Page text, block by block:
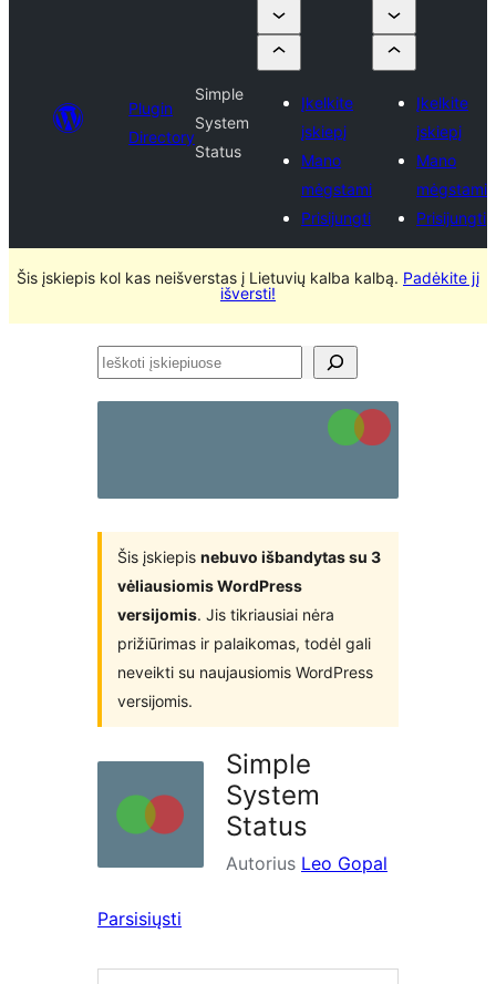
Plugin
Directory
Simple
System
Status
Įkelkite
įskiepį
Mano
mėgstami
Prisijungti
Įkelkite
įskiepį
Mano
mėgstami
Prisijungti
Šis įskiepis kol kas neišverstas į Lietuvių kalba kalbą. Padėkite jį
išversti!
Ieškoti
Šis įskiepis nebuvo išbandytas su 3
vėliausiomis WordPress
versijomis. Jis tikriausiai nėra
prižiūrimas ir palaikomas, todėl gali
neveikti su naujausiomis WordPress
versijomis.
Simple
System
Status
Autorius Leo Gopal
Parsisiųsti